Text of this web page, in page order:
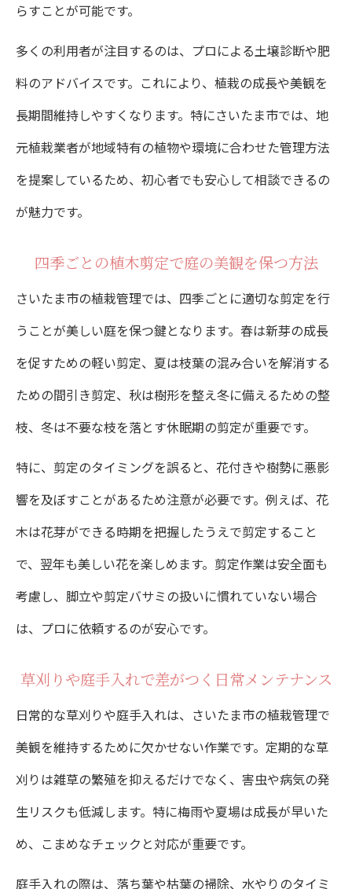
らすことが可能です。
多くの利用者が注目するのは、プロによる土壌診断や肥
料のアドバイスです。これにより、植栽の成長や美観を
長期間維持しやすくなります。特にさいたま市では、地
元植栽業者が地域特有の植物や環境に合わせた管理方法
を提案しているため、初心者でも安心して相談できるの
が魅力です。
四季ごとの植木剪定で庭の美観を保つ方法
さいたま市の植栽管理では、四季ごとに適切な剪定を行
うことが美しい庭を保つ鍵となります。春は新芽の成長
を促すための軽い剪定、夏は枝葉の混み合いを解消する
ための間引き剪定、秋は樹形を整え冬に備えるための整
枝、冬は不要な枝を落とす休眠期の剪定が重要です。
特に、剪定のタイミングを誤ると、花付きや樹勢に悪影
響を及ぼすことがあるため注意が必要です。例えば、花
木は花芽ができる時期を把握したうえで剪定すること
で、翌年も美しい花を楽しめます。剪定作業は安全面も
考慮し、脚立や剪定バサミの扱いに慣れていない場合
は、プロに依頼するのが安心です。
草刈りや庭手入れで差がつく日常メンテナンス
日常的な草刈りや庭手入れは、さいたま市の植栽管理で
美観を維持するために欠かせない作業です。定期的な草
刈りは雑草の繁殖を抑えるだけでなく、害虫や病気の発
生リスクも低減します。特に梅雨や夏場は成長が早いた
め、こまめなチェックと対応が重要です。
庭手入れの際は、落ち葉や枯葉の掃除、水やりのタイミ